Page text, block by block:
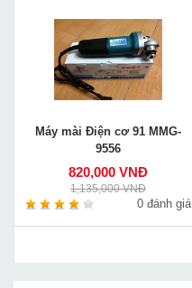
Máy mài Điện cơ 91 MMG-
9556
820,000 VNĐ
1,135,000 VNĐ
0 đánh giá